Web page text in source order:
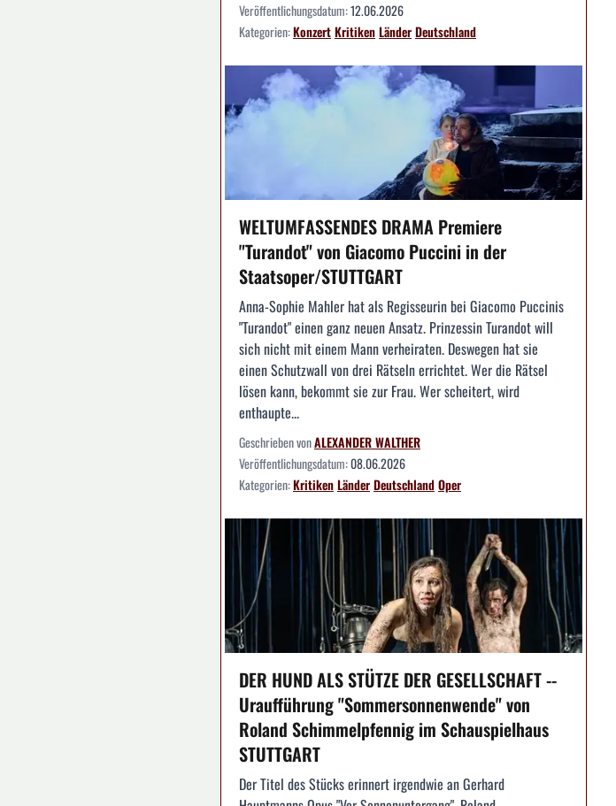
Veröffentlichungsdatum:12.06.2026
Kategorien:KonzertKritikenLänderDeutschland
WELTUMFASSENDES DRAMA Premiere
"Turandot" von Giacomo Puccini in der
Staatsoper/STUTTGART
Anna-Sophie Mahler hat als Regisseurin bei Giacomo Puccinis
"Turandot" einen ganz neuen Ansatz. Prinzessin Turandot will
sich nicht mit einem Mann verheiraten. Deswegen hat sie
einen Schutzwall von drei Rätseln errichtet. Wer die Rätsel
lösen kann, bekommt sie zur Frau. Wer scheitert, wird
enthaupte...
Geschrieben vonALEXANDER WALTHER
Veröffentlichungsdatum:08.06.2026
Kategorien:KritikenLänderDeutschlandOper
DER HUND ALS STÜTZE DER GESELLSCHAFT --
Uraufführung "Sommersonnenwende" von
Roland Schimmelpfennig im Schauspielhaus
STUTTGART
Der Titel des Stücks erinnert irgendwie an Gerhard